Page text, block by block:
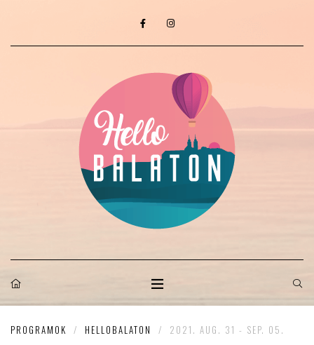
PROGRAMOK / HELLOBALATON / 2021. AUG. 31 - SEP. 05.